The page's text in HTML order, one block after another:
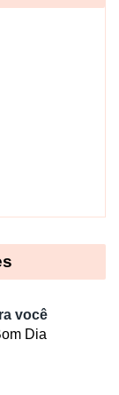
você
Dia